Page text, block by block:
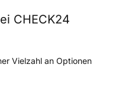
CHECK24
Vielzahl an Optionen